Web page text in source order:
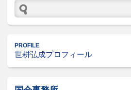
PROFILE
世耕弘成プロフィール